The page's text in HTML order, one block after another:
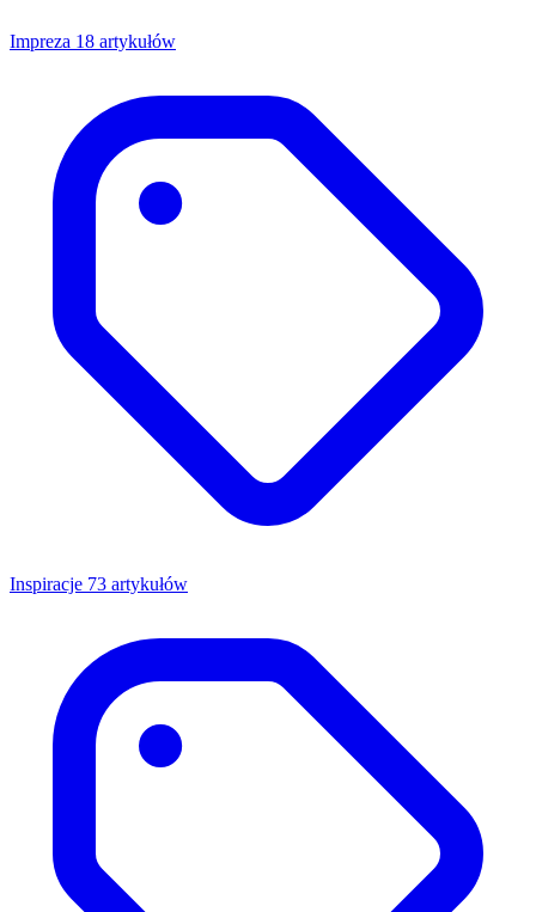
Impreza 18 artykułów
Inspiracje 73 artykułów